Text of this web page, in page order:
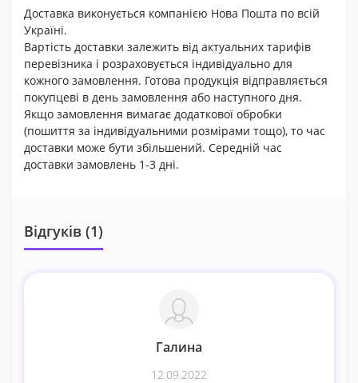
Доставка виконується компанією Нова Пошта по всій
Україні.
Вартість доставки залежить від актуальних тарифів
перевізника і розраховується індивідуально для
кожного замовлення. Готова продукція відправляється
покупцеві в день замовлення або наступного дня.
Якщо замовлення вимагає додаткової обробки
(пошиття за індивідуальними розмірами тощо), то час
доставки може бути збільшений. Середній час
доставки замовлень 1-3 дні.
Відгуків (1)
Галина
12.09.2022